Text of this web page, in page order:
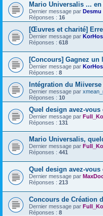
Mario Universalis ...
Dernier message par Desmu
Réponses : 16
[Œuvres et charité]
Dernier message par
Réponses : 618
[Concours] Gagnez
Dernier message par
Réponses : 8
Intégration du Miiverse
Dernier message par
Réponses : 10
Quel design avez-
Dernier message par
Réponses : 131
Mario Universalis,
Dernier message par
Réponses : 441
Quel design avez-
Dernier message par
Réponses : 213
Concours de Création
Dernier message par
Réponses : 8